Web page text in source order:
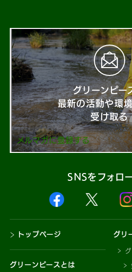
グリーンピー
最新の活動や環
受け取る
メルマガに登録する
SNSをフォロ
トップページ
グリーンピースとは
グリ